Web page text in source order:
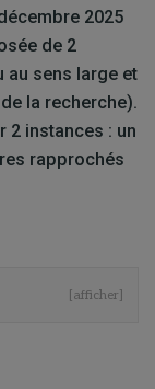
2025
de 2
au sens large et
la recherche).
2 instances : un
rapprochés
[afficher]